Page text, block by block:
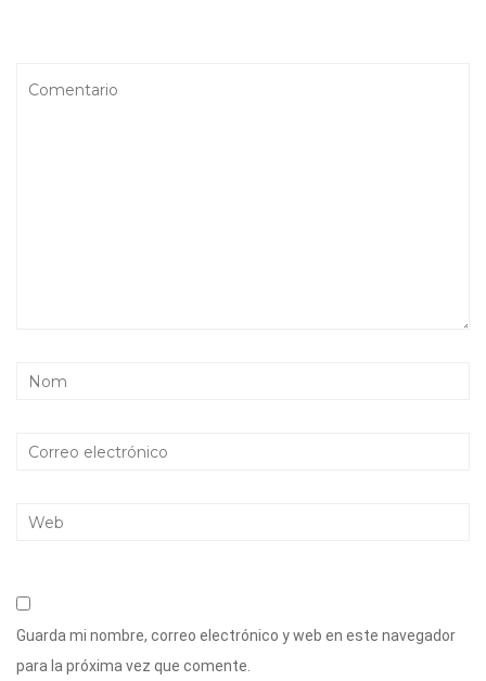
Guarda mi nombre, correo electrónico y web en este navegador
para la próxima vez que comente.